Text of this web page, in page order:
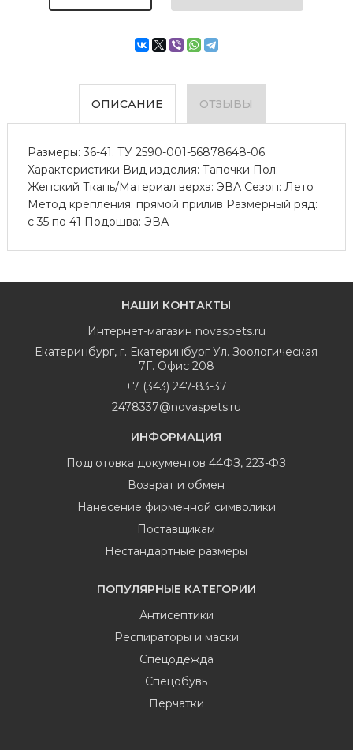
ОПИСАНИЕ ОТЗЫВЫ
Размеры: 36-41. ТУ 2590-001-56878648-06.
Характеристики Вид изделия: Тапочки Пол:
Женский Ткань/Материал верха: ЭВА Сезон: Лето
Метод крепления: прямой прилив Размерный ряд:
с 35 по 41 Подошва: ЭВА
НАШИ КОНТАКТЫ
Интернет-магазин novaspets.ru
Екатеринбург, г. Екатеринбург Ул. Зоологическая
7Г. Офис 208
+7 (343) 247-83-37
2478337@novaspets.ru
ИНФОРМАЦИЯ
Подготовка документов 44ФЗ, 223-ФЗ
Возврат и обмен
Нанесение фирменной символики
Поставщикам
Нестандартные размеры
ПОПУЛЯРНЫЕ КАТЕГОРИИ
Антисептики
Респираторы и маски
Спецодежда
Спецобувь
Перчатки